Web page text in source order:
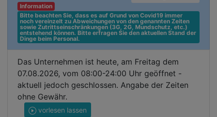
Information
Bitte beachten Sie, dass es auf Grund von Covid19 immer
noch vereinzelt zu Abweichungen von den genannten Zeiten
sowie Zutrittseinschränkungen (3G, 2G, Mundschutz, etc.)
entstehend können. Bitte erfragen Sie den aktuellen Stand der
Dinge beim Personal.
Das Unternehmen ist heute, am Freitag dem
07.08.2026, vom 08:00-24:00 Uhr geöffnet -
aktuell jedoch geschlossen. Angabe der Zeiten
ohne Gewähr.
vorlesen lassen